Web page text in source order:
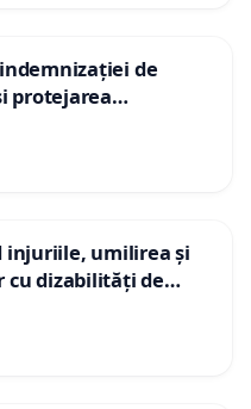
de
protejarea
asistenții
injuriile, umilirea și
cu dizabilități de